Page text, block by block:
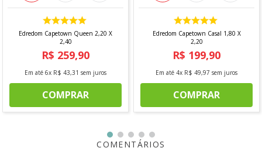
*Imagem meramente ilustrativa
Edredom Capetown Queen 2,20 X
2,40
R$ 259,90
Em até 6x R$ 43,31 sem juros
COMPRAR
Edredom Capetown Casal 1,80 X
2,20
R$ 199,90
Em até 4x R$ 49,97 sem juros
COMPRAR
COMENTÁRIOS